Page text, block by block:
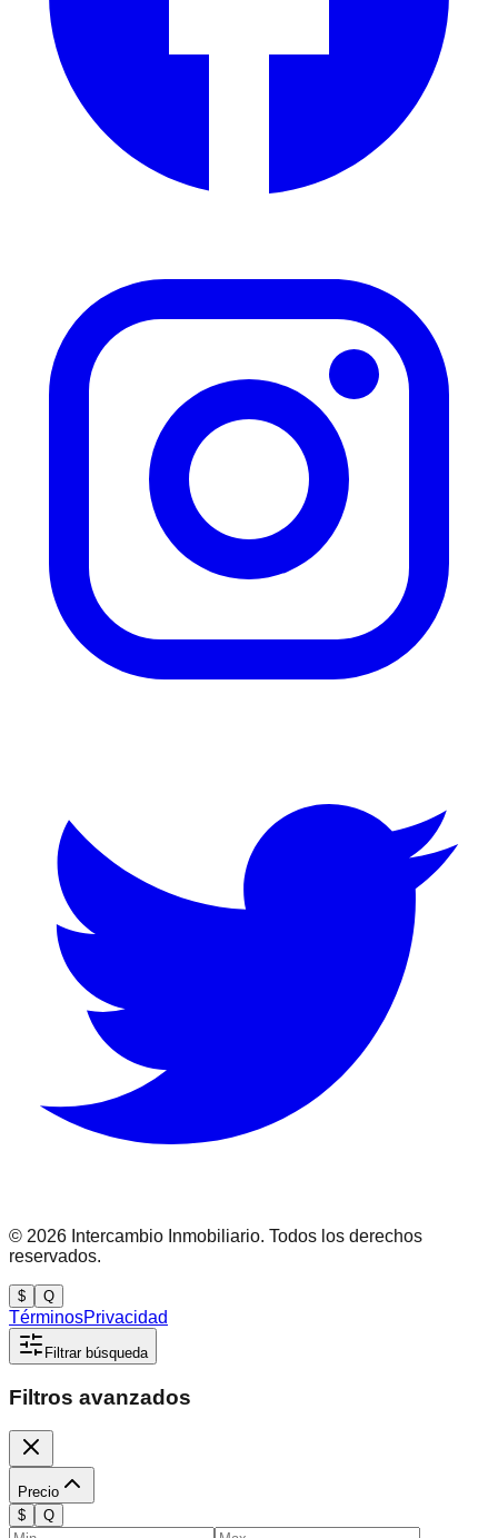
© 2026 Intercambio Inmobiliario. Todos los derechos
reservados.
$ Q
TérminosPrivacidad
Filtrar búsqueda
Filtros avanzados
Precio
$
Q